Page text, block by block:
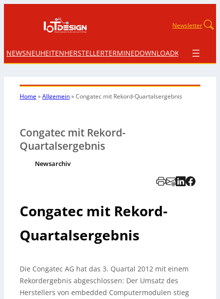
Newsletter
NEWSNEUHEITENHERSTELLERTERMINEDOWNLOADKONTAKT
Home»Allgemein»Congatec mit Rekord-Quartalsergebnis
Congatec mit Rekord-
Quartalsergebnis
Newsarchiv
Congatec mit Rekord-
Quartalsergebnis
Die Congatec AG hat das 3. Quartal 2012 mit einem
Rekordergebnis abgeschlossen: Der Umsatz des
Herstellers von embedded Computermodulen stieg